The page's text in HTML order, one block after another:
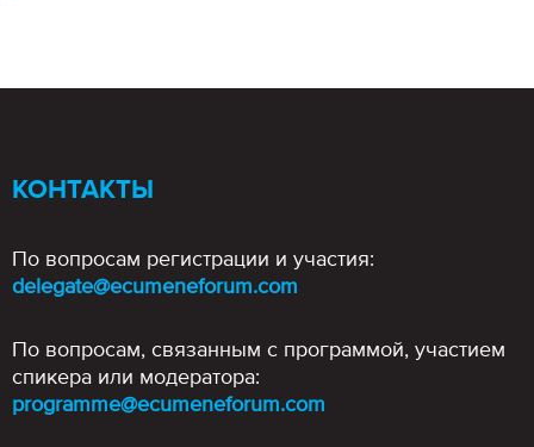
КОНТАКТЫ
По вопросам регистрации и участия:
delegate@ecumeneforum.com
По вопросам, связанным с программой, участием
спикера или модератора:
programme@ecumeneforum.com